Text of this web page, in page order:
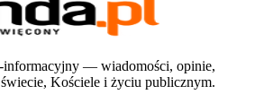
informacyjny — wiadomości, opinie,
Kościele i życiu publicznym.